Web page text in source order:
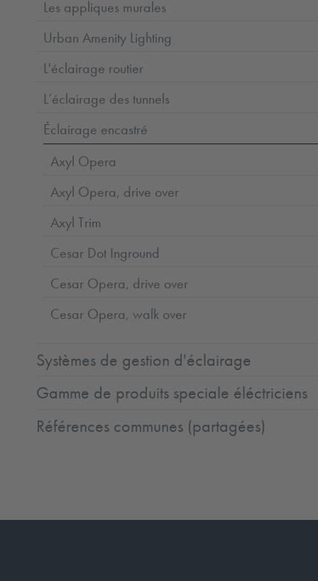
Les appliques murales
Urban Amenity Lighting
L'éclairage routier
L’éclairage des tunnels
Éclairage encastré
Axyl Opera
Axyl Opera, drive over
Axyl Trim
Cesar Dot Inground
Cesar Opera, drive over
Cesar Opera, walk over
Systèmes de gestion d'éclairage
Gamme de produits speciale éléctriciens
Références communes (partagées)